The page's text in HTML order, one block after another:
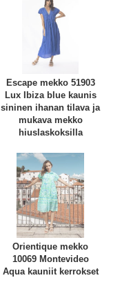
Escape mekko 51903
Lux Ibiza blue kaunis
sininen ihanan tilava ja
mukava mekko
hiuslaskoksilla
Orientique mekko
10069 Montevideo
Aqua kauniit kerrokset